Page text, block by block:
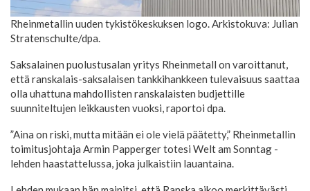
Rheinmetallin uuden tykistökeskuksen logo. Arkistokuva: Julian
Stratenschulte/dpa.
Saksalainen puolustusalan yritys Rheinmetall on varoittanut,
että ranskalais-saksalaisen tankkihankkeen tulevaisuus saattaa
olla uhattuna mahdollisten ranskalaisten budjettille
suunniteltujen leikkausten vuoksi, raportoi dpa.
”Aina on riski, mutta mitään ei ole vielä päätetty,” Rheinmetallin
toimitusjohtaja Armin Papperger totesi Welt am Sonntag -
lehden haastattelussa, joka julkaistiin lauantaina.